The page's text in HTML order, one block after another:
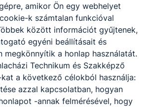
túli iskola meglátogatásáról
részére
Igazgatóság
amikor Ön egy webhelyet
k számtalan funkcióval
között információt gyűjtenek,
egyéni beállításait és
megkönnyítik a honlap használatát.
Technikum és Szakképző
a következő célokból használja:
azzal kapcsolatban, hogyan
-annak felmérésével, hogy